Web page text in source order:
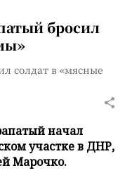
бросил
солдат в «мясные
начал
участке в ДНР,
Марочко.